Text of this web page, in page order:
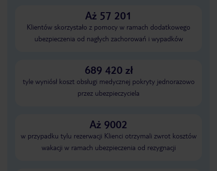
Aż 57 201
Klientów skorzystało z pomocy w ramach dodatkowego
ubezpieczenia od nagłych zachorowań i wypadków
689 420 zł
tyle wyniósł koszt obsługi medycznej pokryty jednorazowo
przez ubezpieczyciela
Aż 9002
w przypadku tylu rezerwacji Klienci otrzymali zwrot kosztów
wakacji w ramach ubezpieczenia od rezygnacji